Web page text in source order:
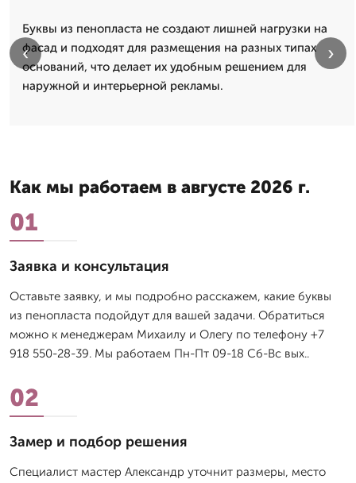
Буквы из пенопласта не создают лишней нагрузки на
фасад и подходят для размещения на разных типах
оснований, что делает их удобным решением для
наружной и интерьерной рекламы.
‹ ›
Как мы работаем в августе 2026 г.
01
Заявка и консультация
Оставьте заявку, и мы подробно расскажем, какие буквы
из пенопласта подойдут для вашей задачи. Обратиться
можно к менеджерам Михаилу и Олегу по телефону +7
918 550-28-39. Мы работаем Пн-Пт 09-18 Сб-Вс вых..
02
Замер и подбор решения
Специалист мастер Александр уточнит размеры, место